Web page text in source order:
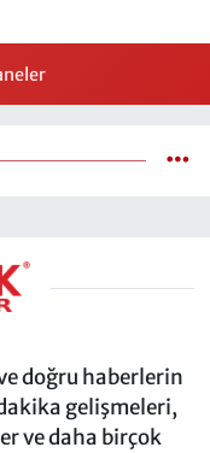
doğru haberlerin
gelişmeleri,
ve daha birçok